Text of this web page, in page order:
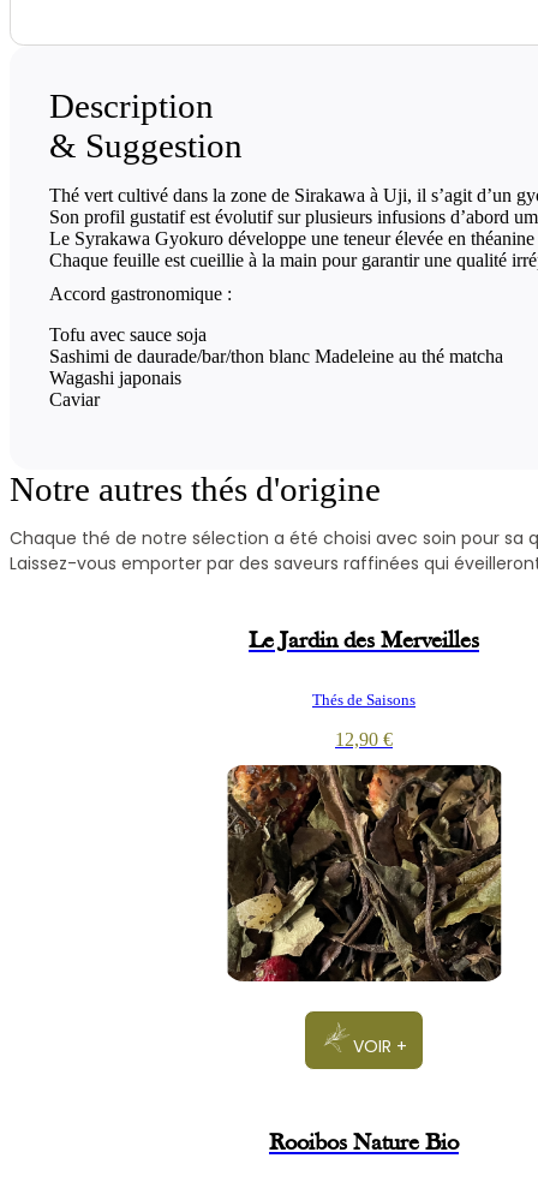
Description
& Suggestion
Thé vert cultivé dans la zone de Sirakawa à Uji, il s’agit d’un
Son profil gustatif est évolutif sur plusieurs infusions d’abord
Le Syrakawa Gyokuro développe une teneur élevée en
Chaque feuille est cueillie à la main pour garantir une qualité
Accord gastronomique :
Tofu avec sauce soja
Sashimi de daurade/bar/thon blanc Madeleine au thé matcha
Wagashi japonais
Caviar
Notre autres thés d'origine
Chaque thé de notre sélection a été choisi avec soin pour sa
Laissez-vous emporter par des saveurs raffinées qui
Le Jardin des Merveilles
Thés de Saisons
12,90 €
VOIR +
Rooibos Nature Bio